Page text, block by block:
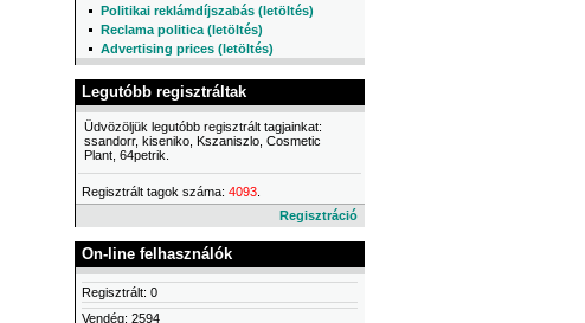
Politikai reklámdíjszabás (letöltés)
Reclama politica (letöltés)
Advertising prices (letöltés)
Legutóbb regisztráltak
Üdvözöljük legutóbb regisztrált tagjainkat:
ssandorr, kiseniko, Kszaniszlo, Cosmetic
Plant, 64petrik.
Regisztrált tagok száma: 4093
Regisztráció
On-line felhasználók
Regisztrált: 0
Vendég: 2594